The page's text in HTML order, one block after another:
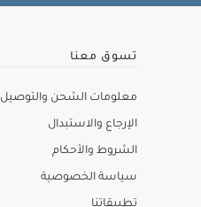
تسوق معنا
معلومات الشحن والتوصيل
الإرجاع والاستبدال
الشروط والأحكام
سياسة الخصوصية
تطبيقاتنا